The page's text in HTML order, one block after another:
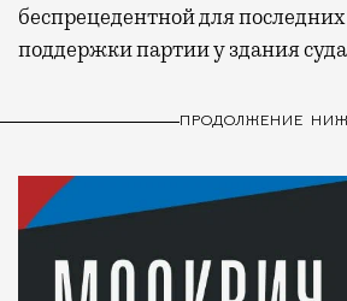
беспрецедентной для
поддержки партии у здания
ПРОДОЛЖЕНИЕ